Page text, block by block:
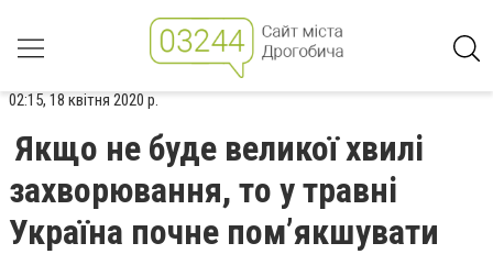
02:15, 18 квітня 2020 р.
Якщо не буде великої хвилі
захворювання, то у травні
Україна почне пом’якшувати